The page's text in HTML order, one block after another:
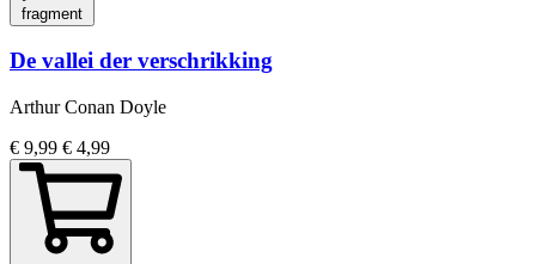
fragment
De vallei der verschrikking
Arthur Conan Doyle
€ 9,99 € 4,99